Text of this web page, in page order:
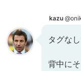
kazu
タグな
背中に